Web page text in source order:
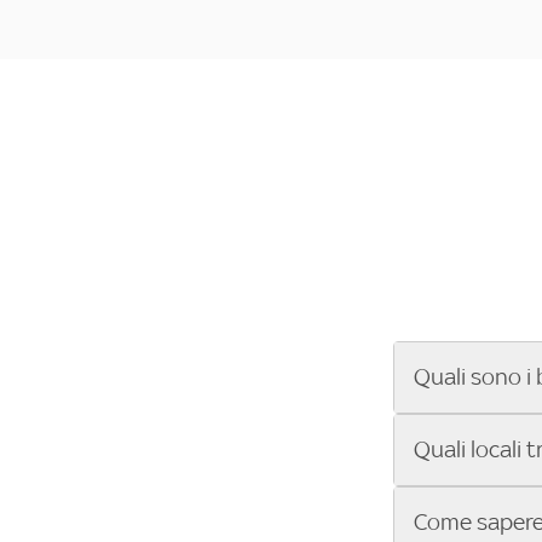
Quali sono i
Se cerchi un
ENILIVE, la
Sky Bar ti
Quali locali
Vuoi sapere
Come